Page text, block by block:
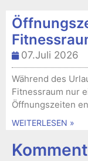
07.Juli 2026
Während des
Fitnessraum nur
Öffnungszeiten
WEITERLESEN »